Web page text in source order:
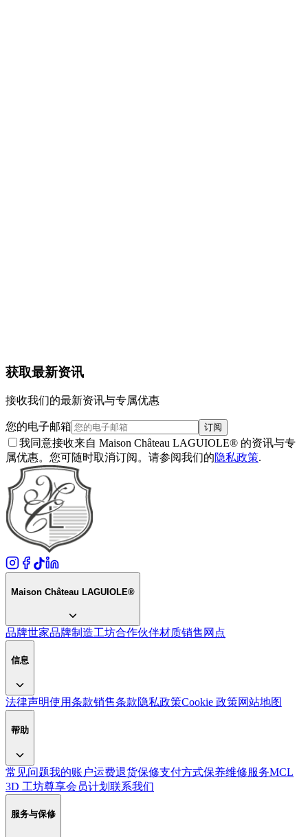
获取最新资讯
接收我们的最新资讯与专属优惠
您的电子邮箱 订阅
我同意接收来自 Maison Château LAGUIOLE® 的资讯与专
属优惠。您可随时取消订阅。请参阅我们的隐私政策.
Maison Château LAGUIOLE®
品牌世家品牌制造工坊合作伙伴材质销售网点
信息
法律声明使用条款销售条款隐私政策Cookie 政策网站地图
帮助
常见问题我的账户运费退货保修支付方式保养维修服务MCL
3D 工坊尊享会员计划 联系我们
服务与保修